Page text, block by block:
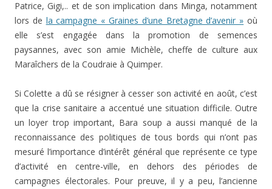
Patrice, Gigi,.. et de son implication dans Minga, notamment
lors de la campagne « Graines d’une Bretagne d’avenir » où
elle s’est engagée dans la promotion de semences
paysannes, avec son amie Michèle, cheffe de culture aux
Maraîchers de la Coudraie à Quimper.
Si Colette a dû se résigner à cesser son activité en août, c’est
que la crise sanitaire a accentué une situation difficile. Outre
un loyer trop important, Bara soup a aussi manqué de la
reconnaissance des politiques de tous bords qui n’ont pas
mesuré l’importance d’intérêt général que représente ce type
d’activité en centre-ville, en dehors des périodes de
campagnes électorales. Pour preuve, il y a peu, l’ancienne